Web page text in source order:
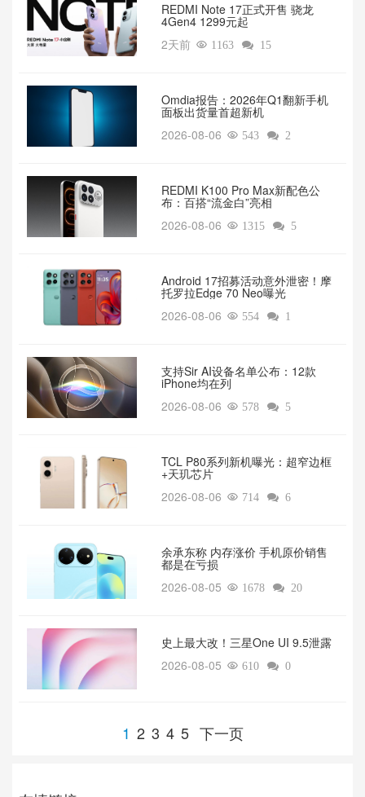
REDMI Note 17正式开售 骁龙
4Gen4 1299元起
2天前  1163  15
Omdia报告：2026年Q1翻新手机
面板出货量首超新机
2026-08-06  543  2
REDMI K100 Pro Max新配色公
布：百搭“流金白”亮相
2026-08-06  1315  5
Android 17招募活动意外泄密！摩
托罗拉Edge 70 Neo曝光
2026-08-06  554  1
支持Sir AI设备名单公布：12款
iPhone均在列
2026-08-06  578  5
TCL P80系列新机曝光：超窄边框
+天玑芯片
2026-08-06  714  6
余承东称 内存涨价 手机原价销售
都是在亏损
2026-08-05  1678  20
‌史上最大改！三星One UI 9.5泄露
2026-08-05  610  0
1 2 3 4 5 下一页